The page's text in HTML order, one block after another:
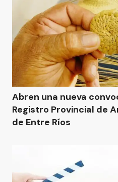
Abren una nueva
Registro Provincial de
de Entre Ríos